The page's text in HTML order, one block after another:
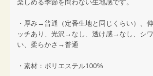
楽しめる季節を問わない生地感です。
・厚み→普通（定番生地と同じくらい）、
ッチあり、光沢→なし、透け感→なし、シ
い、柔らかさ→普通
・素材：ポリエステル100%